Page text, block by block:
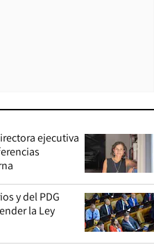
ejecutiva
y del PDG
la Ley